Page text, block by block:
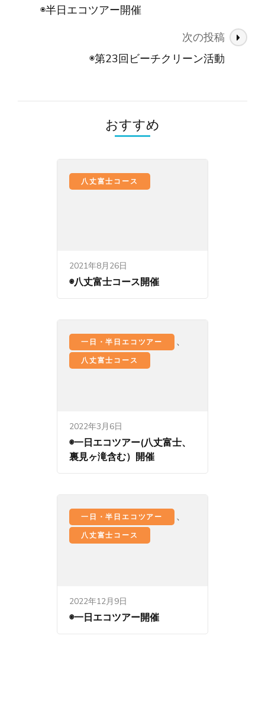
シ
◉半日エコツアー開催
次の投稿
◉第23回ビーチクリーン活動
おすすめ
八丈富士コース
2021年8月26日
◉八丈富士コース開催
一日・半日エコツアー 、
八丈富士コース
2022年3月6日
◉一日エコツアー(八丈富士、
裏見ヶ滝含む）開催
一日・半日エコツアー 、
八丈富士コース
2022年12月9日
◉一日エコツアー開催